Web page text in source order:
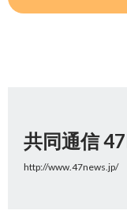
共同通信
http://www.47news.jp/